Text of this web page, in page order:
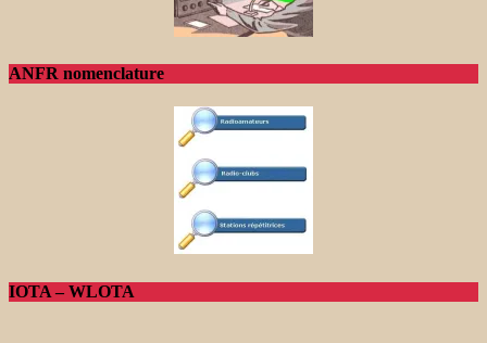
ANFR nomenclature
IOTA – WLOTA